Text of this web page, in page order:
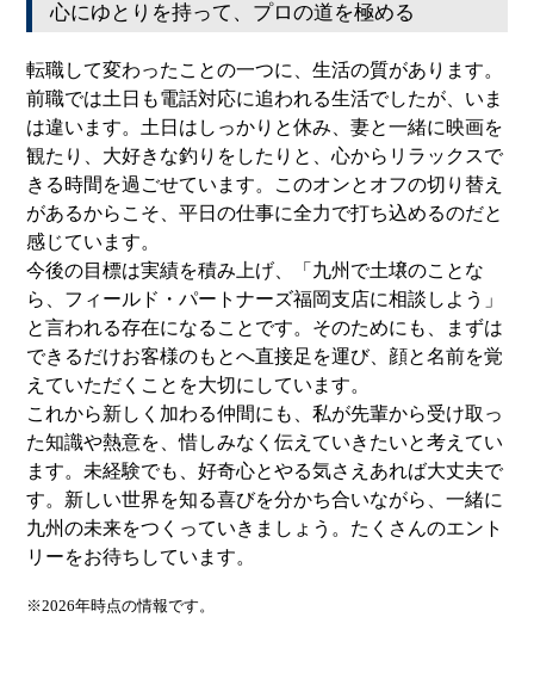
心にゆとりを持って、プロの道を極める
転職して変わったことの一つに、生活の質があります。
前職では土日も電話対応に追われる生活でしたが、いま
は違います。土日はしっかりと休み、妻と一緒に映画を
観たり、大好きな釣りをしたりと、心からリラックスで
きる時間を過ごせています。このオンとオフの切り替え
があるからこそ、平日の仕事に全力で打ち込めるのだと
感じています。
今後の目標は実績を積み上げ、「九州で土壌のことな
ら、フィールド・パートナーズ福岡支店に相談しよう」
と言われる存在になることです。そのためにも、まずは
できるだけお客様のもとへ直接足を運び、顔と名前を覚
えていただくことを大切にしています。
これから新しく加わる仲間にも、私が先輩から受け取っ
た知識や熱意を、惜しみなく伝えていきたいと考えてい
ます。未経験でも、好奇心とやる気さえあれば大丈夫で
す。新しい世界を知る喜びを分かち合いながら、一緒に
九州の未来をつくっていきましょう。たくさんのエント
リーをお待ちしています。
※2026年時点の情報です。